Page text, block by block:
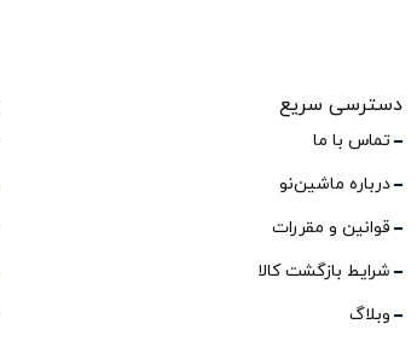
دسترسی سریع
تماس با ما
درباره ماشین‌نو
قوانین و مقررات
شرایط بازگشت کالا
وبلاگ